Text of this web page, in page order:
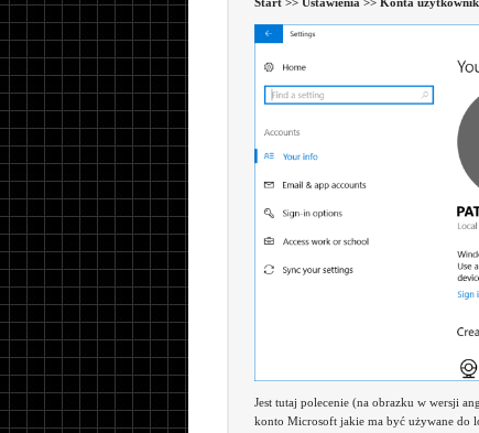
Jest tutaj polecenie (na obrazku w wersji
konto Microsoft jakie ma być używane do